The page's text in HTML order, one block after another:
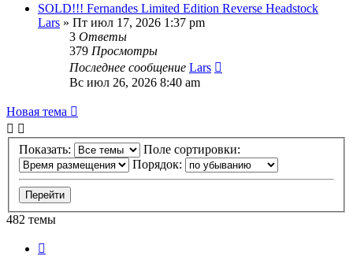
SOLD!!! Fernandes Limited Edition Reverse Headstock
Lars » Пт июл 17, 2026 1:37 pm
3 Ответы
379 Просмотры
Последнее сообщение Lars
Вс июл 26, 2026 8:40 am
Новая тема
Показать:
Поле сортировки:
Порядок:
482 темы